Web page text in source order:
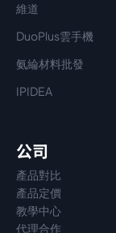
維道
DuoPlus雲手機
氨綸材料批發
IPIDEA
公司
產品對比
產品定價
教學中心
代理合作